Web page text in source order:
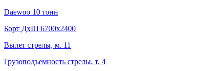
Daewoo 10 тонн
Борт ДxШ 6700x2400
Вылет стрелы, м. 11
Грузоподъемность стрелы, т. 4